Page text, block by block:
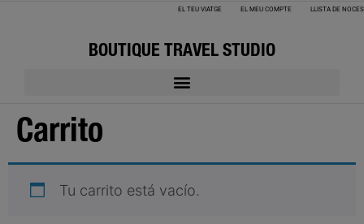
EL TEU VIATGE EL MEU COMPTE LLISTA DE NOCES
BOUTIQUE TRAVEL STUDIO
Carrito
Tu carrito está vacío.